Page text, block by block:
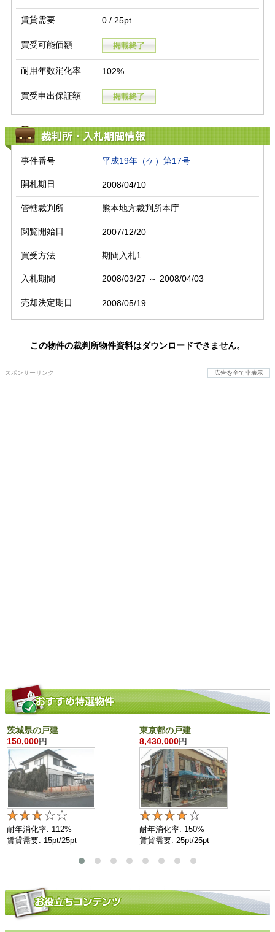
賃貸需要 0 / 25pt
買受可能価額
耐用年数消化率 102%
買受申出保証額
裁判所・入札期間情報
事件番号 平成19年（ケ）第17号
開札期日 2008/04/10
管轄裁判所 熊本地方裁判所本庁
閲覧開始日 2007/12/20
買受方法 期間入札1
入札期間 2008/03/27 ～ 2008/04/03
売却決定期日 2008/05/19
この物件の裁判所物件資料はダウンロードできません。
スポンサーリンク 広告を全て非表示
茨城県の戸建
150,000円
耐年消化率: 112%
賃貸需要: 15pt/25pt
東京都の戸建
8,430,000円
耐年消化率: 150%
賃貸需要: 25pt/25pt